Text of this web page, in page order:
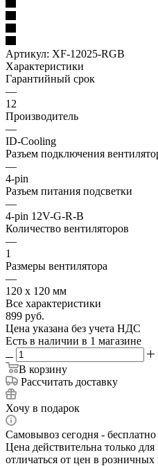
Артикул: XF-12025-RGB
Характеристики
Гарантийный срок
—
12
Производитель
—
ID-Cooling
Разъем подключения
—
4-pin
Разъем питания подсветки
—
4-pin 12V-G-R-B
Количество вентиляторов
—
1
Размеры вентилятора
—
120 x 120 мм
Все характеристики
899 руб.
Цена указана без учета НДС
Есть в наличии в 1 магазине
В корзину
Рассчитать доставку
Хочу в подарок
Самовывоз сегодня - бесплатно
Цена действительна только
отличаться от цен в розничных